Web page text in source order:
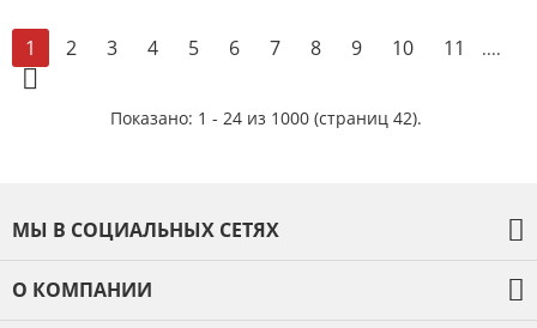
1 2 3 4 5 6 7 8 9 10 11 ....
Показано: 1 - 24 из 1000 (страниц 42).
МЫ В СОЦИАЛЬНЫХ СЕТЯХ
О КОМПАНИИ